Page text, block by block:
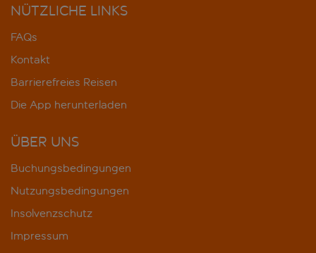
NÜTZLICHE LINKS
FAQs
Kontakt
Barrierefreies Reisen
Die App herunterladen
ÜBER UNS
Buchungsbedingungen
Nutzungsbedingungen
Insolvenzschutz
Impressum